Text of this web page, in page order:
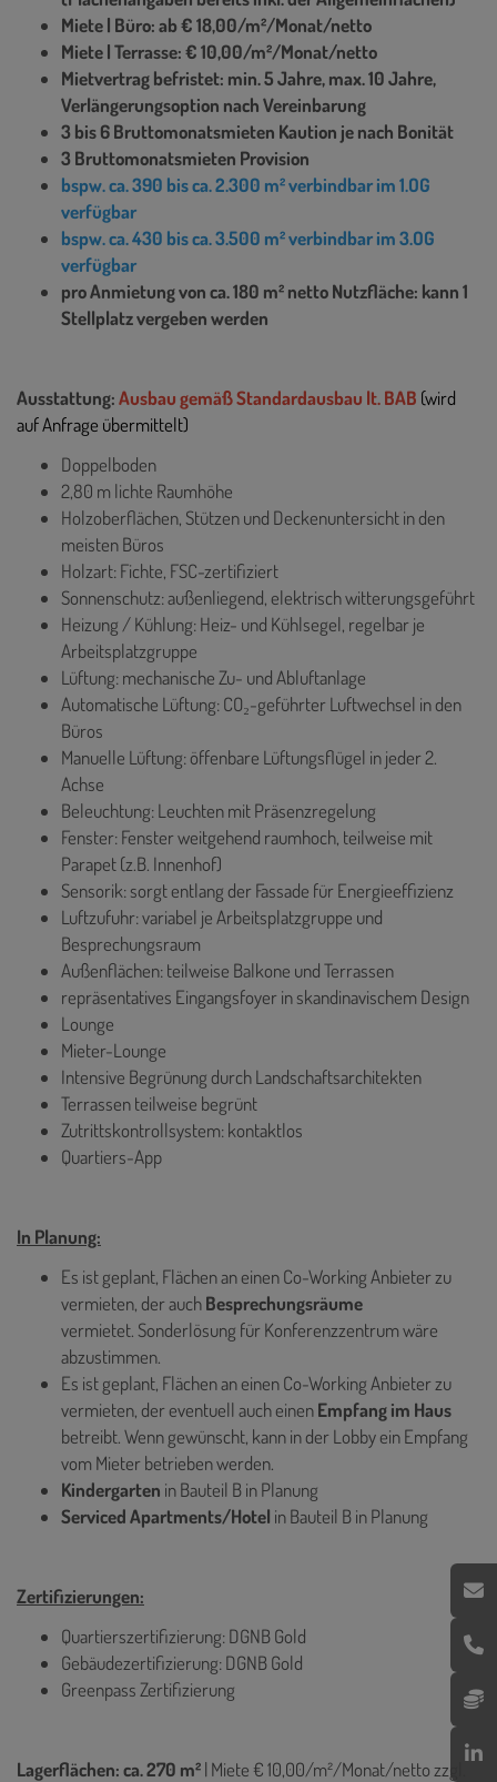
Miete | Büro: ab € 18,00/m²/Monat/netto
Miete | Terrasse: € 10,00/m²/Monat/netto
Mietvertrag befristet: min. 5 Jahre, max. 10 Jahre,
Verlängerungsoption nach Vereinbarung
3 bis 6 Bruttomonatsmieten Kaution je nach Bonität
3 Bruttomonatsmieten Provision
bspw. ca. 390 bis ca. 2.300 m² verbindbar im 1.OG
verfügbar
bspw. ca. 430 bis ca. 3.500 m² verbindbar im 3.OG
verfügbar
pro Anmietung von ca. 180 m² netto Nutzfläche: kann 1
Stellplatz vergeben werden
Ausstattung:Ausbau gemäß Standardausbau lt. BAB (wird
auf Anfrage übermittelt)
Doppelboden
2,80 m lichte Raumhöhe
Holzoberflächen, Stützen und Deckenuntersicht in den
meisten Büros
Holzart: Fichte, FSC-­zertifiziert
Sonnenschutz: außenliegend, elektrisch witterungsgeführt
Heizung / Kühlung: Heiz- und Kühlsegel, regelbar je
Arbeitsplatzgruppe
Lüftung: mechanische Zu- und Abluftanlage
Automatische Lüftung: CO₂-geführter Luftwechsel in den
Büros
Manuelle Lüftung: öffenbare Lüftungsflügel in jeder 2.
Achse
Beleuchtung: Leuchten mit Präsenzregelung
Fenster: Fenster weitgehend raumhoch, teilweise mit
Parapet (z.B. Innenhof)
Sensorik: sorgt entlang der Fassade für Energieeffizienz
Luftzufuhr: variabel je Arbeitsplatzgruppe und
Besprechungsraum
Außenflächen: teilweise Balkone und Terrassen
repräsentatives Eingangsfoyer in skandinavischem Design
Lounge
Mieter­-Lounge
Intensive Begrünung durch Landschaftsarchitekten
Terrassen teilweise begrünt
Zutrittskontrollsystem: kontaktlos
Quartiers-App
In Planung:
Es ist geplant, Flächen an einen Co-Working Anbieter zu
vermieten, der auchBesprechungsräume
vermietet. Sonderlösung für Konferenzzentrum wäre
abzustimmen.
Es ist geplant, Flächen an einen Co-Working Anbieter zu
vermieten, der eventuell auch einenEmpfang im Haus
betreibt. Wenn gewünscht, kann in der Lobby ein Empfang
vom Mieter betrieben werden.
Kindergarten in Bauteil B in Planung
Serviced Apartments/Hotel in Bauteil B in Planung
Zertifizierungen:
Quartierszertifizierung: DGNB Gold
Gebäudezertifizierung: DGNB Gold
Greenpass Zertifizierung
Lagerflächen: ca. 270 m²|Miete € 10,00/m²/Monat/netto zzgl.